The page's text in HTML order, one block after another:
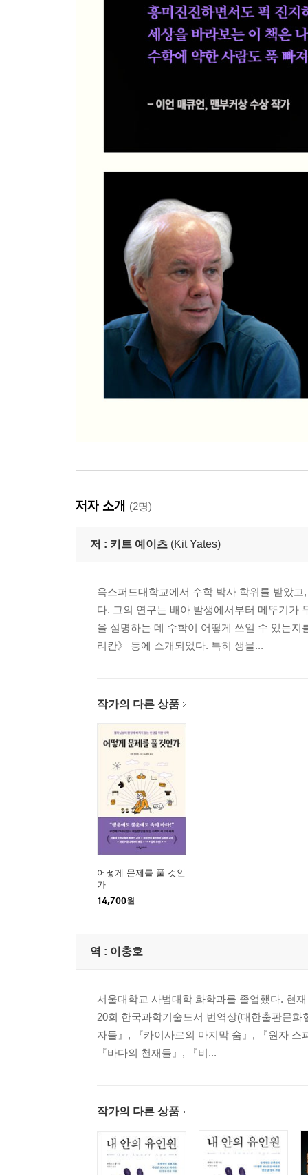
저자 소개 (2명)
저 : 키트 예이츠 (Kit Yates)
옥스퍼드대학교에서 수학 박사 학위를 받았
다. 그의 연구는 배아 발생에서부터 메뚜기가
을 설명하는 데 수학이 어떻게 쓰일 수 있는
리칸》 등에 소개되었다. 특히 생물...
작가의 다른 상품
어떻게 문제를 풀 것인
가
14,700원
역 : 이충호
서울대학교 사범대학 화학과를 졸업했다. 현
20회 한국과학기술도서 번역상(대한출판문
자들』, 『카이사르의 마지막 숨』, 『원자
『바다의 천재들』, 『비...
작가의 다른 상품